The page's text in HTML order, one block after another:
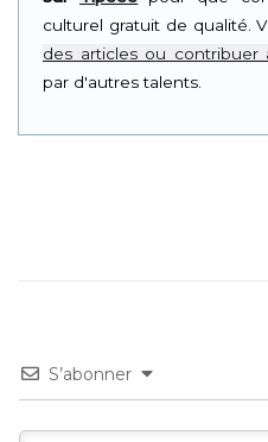
culturel gratuit de qualité.
des articles ou
par d'autres talents.
S’abonner